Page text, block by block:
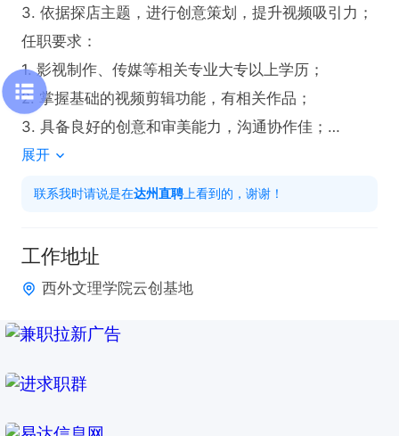
3. 依据探店主题，进行创意策划，提升视频吸引力；
任职要求：
1. 影视制作、传媒等相关专业大专以上学历；
2. 掌握基础的视频剪辑功能，有相关作品；
3. 具备良好的创意和审美能力，沟通协作佳；
4. 有探店视频剪辑经验者优先；
展开
联系我时请说是在达州直聘 上看到的，谢谢！
工作地址
西外文理学院云创基地